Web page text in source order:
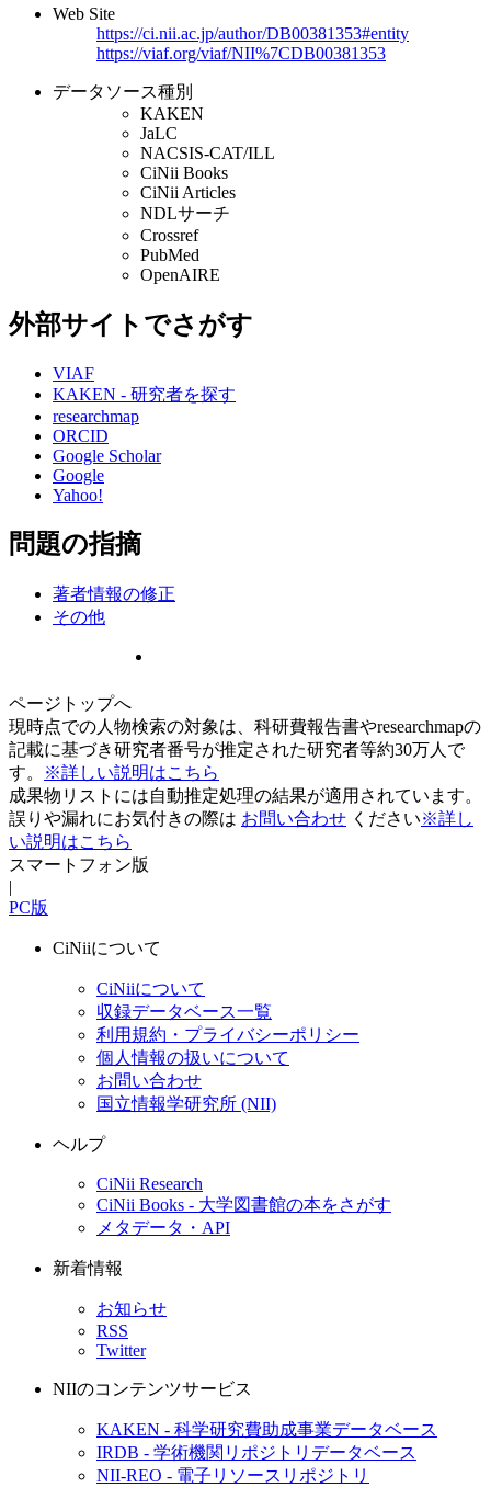
Web Site
https://ci.nii.ac.jp/author/DB00381353#entity
https://viaf.org/viaf/NII%7CDB00381353
データソース種別
KAKEN
JaLC
NACSIS-CAT/ILL
CiNii Books
CiNii Articles
NDLサーチ
Crossref
PubMed
OpenAIRE
外部サイトでさがす
VIAF
KAKEN - 研究者を探す
researchmap
ORCID
Google Scholar
Google
Yahoo!
問題の指摘
著者情報の修正
その他
ページトップへ
現時点での人物検索の対象は、科研費報告書やresearchmapの
記載に基づき研究者番号が推定された研究者等約30万人で
す。
※詳しい説明はこちら
成果物リストには自動推定処理の結果が適用されています。
誤りや漏れにお気付きの際は お問い合わせ ください※詳し
い説明はこちら
スマートフォン版
|
PC版
CiNiiについて
CiNiiについて
収録データベース一覧
利用規約・プライバシーポリシー
個人情報の扱いについて
お問い合わせ
国立情報学研究所 (NII)
ヘルプ
CiNii Research
CiNii Books - 大学図書館の本をさがす
メタデータ・API
新着情報
お知らせ
RSS
Twitter
NIIのコンテンツサービス
KAKEN - 科学研究費助成事業データベース
IRDB - 学術機関リポジトリデータベース
NII-REO - 電子リソースリポジトリ